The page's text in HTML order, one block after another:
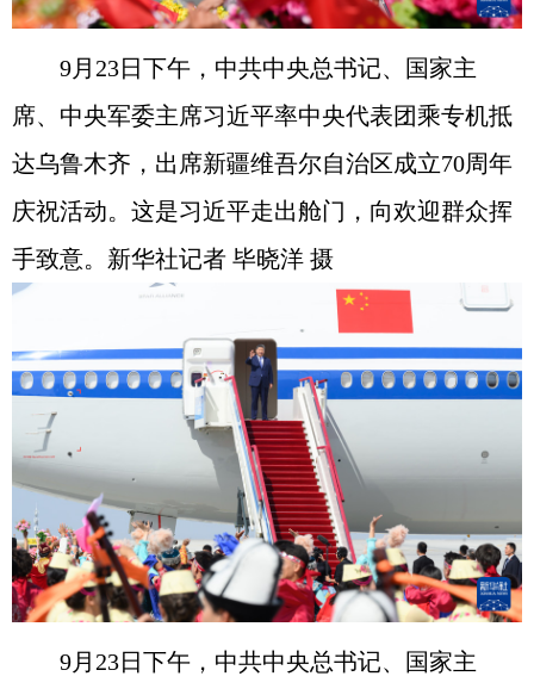
9月23日下午，中共中央总书记、国家主
席、中央军委主席习近平率中央代表团乘专机抵
达乌鲁木齐，出席新疆维吾尔自治区成立70周年
庆祝活动。这是习近平走出舱门，向欢迎群众挥
手致意。新华社记者 毕晓洋 摄
9月23日下午，中共中央总书记、国家主